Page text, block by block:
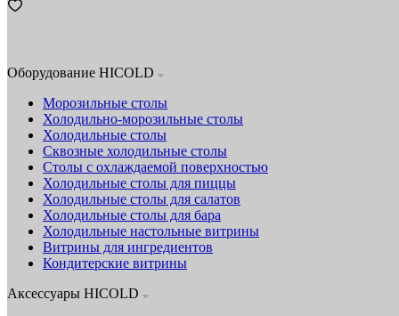
Оборудование HICOLD
Морозильные столы
Холодильно-морозильные столы
Холодильные столы
Сквозные холодильные столы
Столы с охлаждаемой поверхностью
Холодильные столы для пиццы
Холодильные столы для салатов
Холодильные столы для бара
Холодильные настольные витрины
Витрины для ингредиентов
Кондитерские витрины
Аксессуары HICOLD